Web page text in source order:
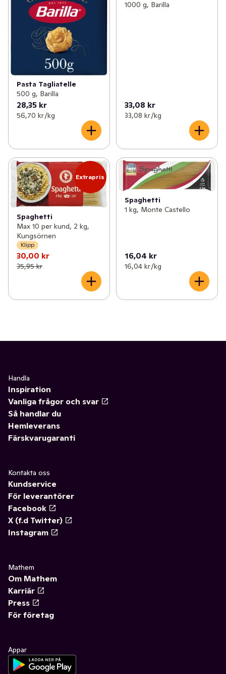
Pasta Tagliatelle
500 g, Barilla
28,35 kr
56,70 kr /kg
1000 g, Barilla
33,08 kr
33,08 kr /kg
Extrapris
Spaghetti
Max 10 per kund, 2 kg,
Kungsörnen
Klipp
30,00 kr
35,95 kr
Spaghetti
1 kg, Monte Castello
16,04 kr
16,04 kr /kg
Handla
Inspiration
Vanliga frågor och svar
Så handlar du
Hemleverans
Färskvarugaranti
Kontakta oss
Kundservice
För leverantörer
Facebook
X (f.d Twitter)
Instagram
Mathem
Om Mathem
Karriär
Press
För företag
Appar